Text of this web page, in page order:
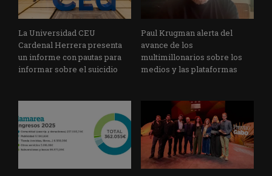
La Universidad CEU
Cardenal Herrera presenta
un informe con pautas para
informar sobre el suicidio
Paul Krugman alerta del
avance de los
multimillonarios sobre los
medios y las plataformas